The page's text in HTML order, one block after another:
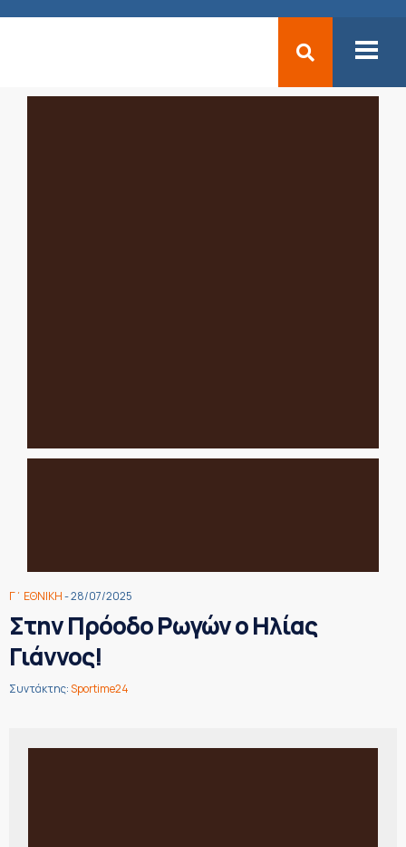
Γ΄ ΕΘΝΙΚΗ- 28/07/2025
Στην Πρόοδο Ρωγών ο Ηλίας
Γιάννος!
Συντάκτης:Sportime24